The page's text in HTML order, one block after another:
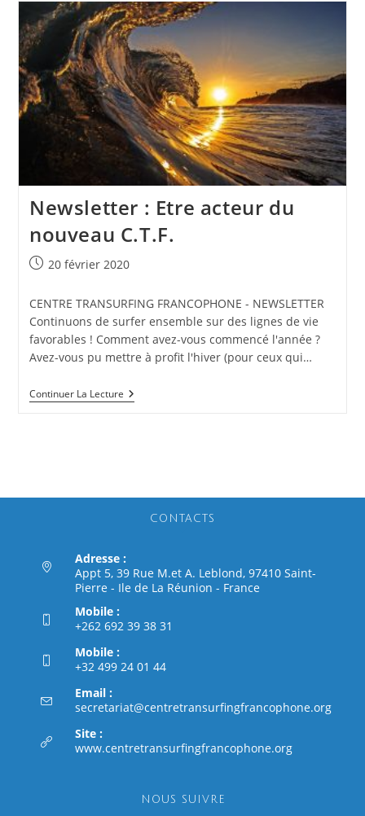
Très
Bonne
Nouvelle
Newsletter : Etre acteur du
nouveau C.T.F.
Publication
20 février 2020
CENTRE TRANSURFING FRANCOPHONE - NEWSLETTER
Continuons de surfer ensemble sur des lignes de vie
favorables ! Comment avez-vous commencé l'année ?
Avez-vous pu mettre à profit l'hiver (pour ceux qui…
Continuer La LectureNewsletter
:
CONTACTS
Adresse :
Appt 5, 39 Rue M.et A. Leblond, 97410 Saint-
Pierre - Ile de La Réunion - France
Mobile :
+262 692 39 38 31
Mobile :
+32 499 24 01 44
Email :
secretariat@centretransurfingfrancophone.org
Site :
www.centretransurfingfrancophone.org
NOUS SUIVRE